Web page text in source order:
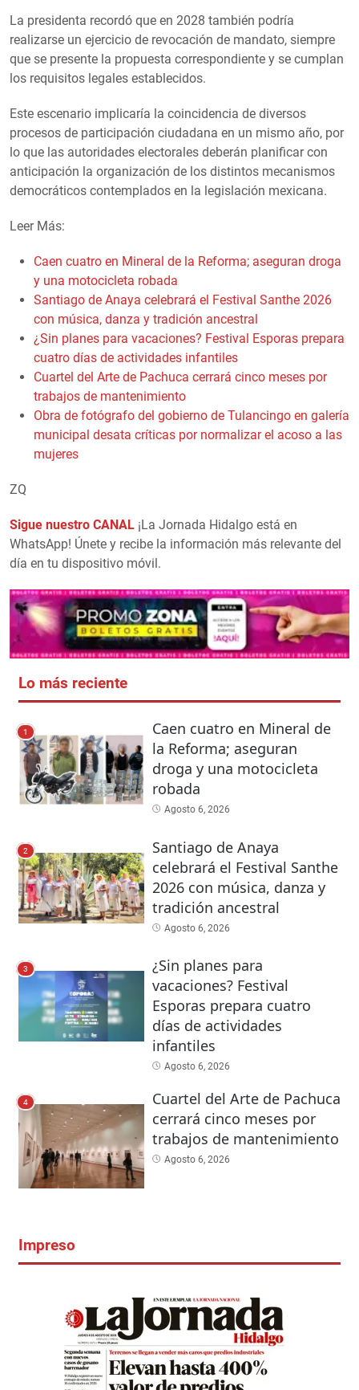
La presidenta recordó que en 2028 también podría
realizarse un ejercicio de revocación de mandato, siempre
que se presente la propuesta correspondiente y se cumplan
los requisitos legales establecidos.
Este escenario implicaría la coincidencia de diversos
procesos de participación ciudadana en un mismo año, por
lo que las autoridades electorales deberán planificar con
anticipación la organización de los distintos mecanismos
democráticos contemplados en la legislación mexicana.
Leer Más:
Caen cuatro en Mineral de la Reforma; aseguran droga
y una motocicleta robada
Santiago de Anaya celebrará el Festival Santhe 2026
con música, danza y tradición ancestral
¿Sin planes para vacaciones? Festival Esporas prepara
cuatro días de actividades infantiles
Cuartel del Arte de Pachuca cerrará cinco meses por
trabajos de mantenimiento
Obra de fotógrafo del gobierno de Tulancingo en galería
municipal desata críticas por normalizar el acoso a las
mujeres
ZQ
Sigue nuestro CANAL ¡La Jornada Hidalgo está en
WhatsApp! Únete y recibe la información más relevante del
día en tu dispositivo móvil.
Lo más reciente
1
Caen cuatro en Mineral de
la Reforma; aseguran
droga y una motocicleta
robada
Agosto 6, 2026
2
Santiago de Anaya
celebrará el Festival Santhe
2026 con música, danza y
tradición ancestral
Agosto 6, 2026
3
¿Sin planes para
vacaciones? Festival
Esporas prepara cuatro
días de actividades
infantiles
Agosto 6, 2026
4
Cuartel del Arte de Pachuca
cerrará cinco meses por
trabajos de mantenimiento
Agosto 6, 2026
Impreso